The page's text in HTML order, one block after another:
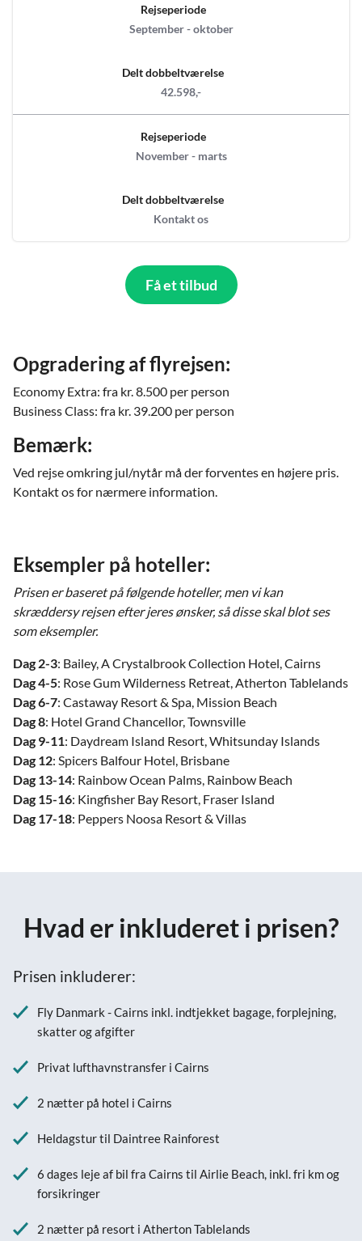
Rejseperiode
September - oktober
Delt dobbeltværelse
42.598,-
Rejseperiode
November - marts
Delt dobbeltværelse
Kontakt os
Få et tilbud
Opgradering af flyrejsen:
Economy Extra: fra kr. 8.500 per person
Business Class: fra kr. 39.200 per person
Bemærk:
Ved rejse omkring jul/nytår må der forventes en højere pris.
Kontakt os for nærmere information.
Eksempler på hoteller:
Prisen er baseret på følgende hoteller, men vi kan
skræddersy rejsen efter jeres ønsker, så disse skal blot ses
som eksempler.
Dag 2-3: Bailey, A Crystalbrook Collection Hotel, Cairns
Dag 4-5: Rose Gum Wilderness Retreat, Atherton Tablelands
Dag 6-7: Castaway Resort & Spa, Mission Beach
Dag 8: Hotel Grand Chancellor, Townsville
Dag 9-11: Daydream Island Resort, Whitsunday Islands
Dag 12: Spicers Balfour Hotel, Brisbane
Dag 13-14: Rainbow Ocean Palms, Rainbow Beach
Dag 15-16: Kingfisher Bay Resort, Fraser Island
Dag 17-18: Peppers Noosa Resort & Villas
Hvad er inkluderet i prisen?
Prisen inkluderer:
Fly Danmark - Cairns inkl. indtjekket bagage, forplejning,
skatter og afgifter
Privat lufthavnstransfer i Cairns
2 nætter på hotel i Cairns
Heldagstur til Daintree Rainforest
6 dages leje af bil fra Cairns til Airlie Beach, inkl. fri km og
forsikringer
2 nætter på resort i Atherton Tablelands